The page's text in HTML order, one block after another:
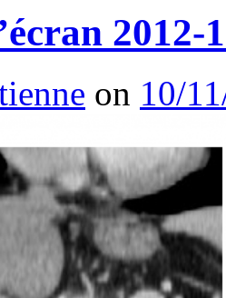
2012-
on 10/